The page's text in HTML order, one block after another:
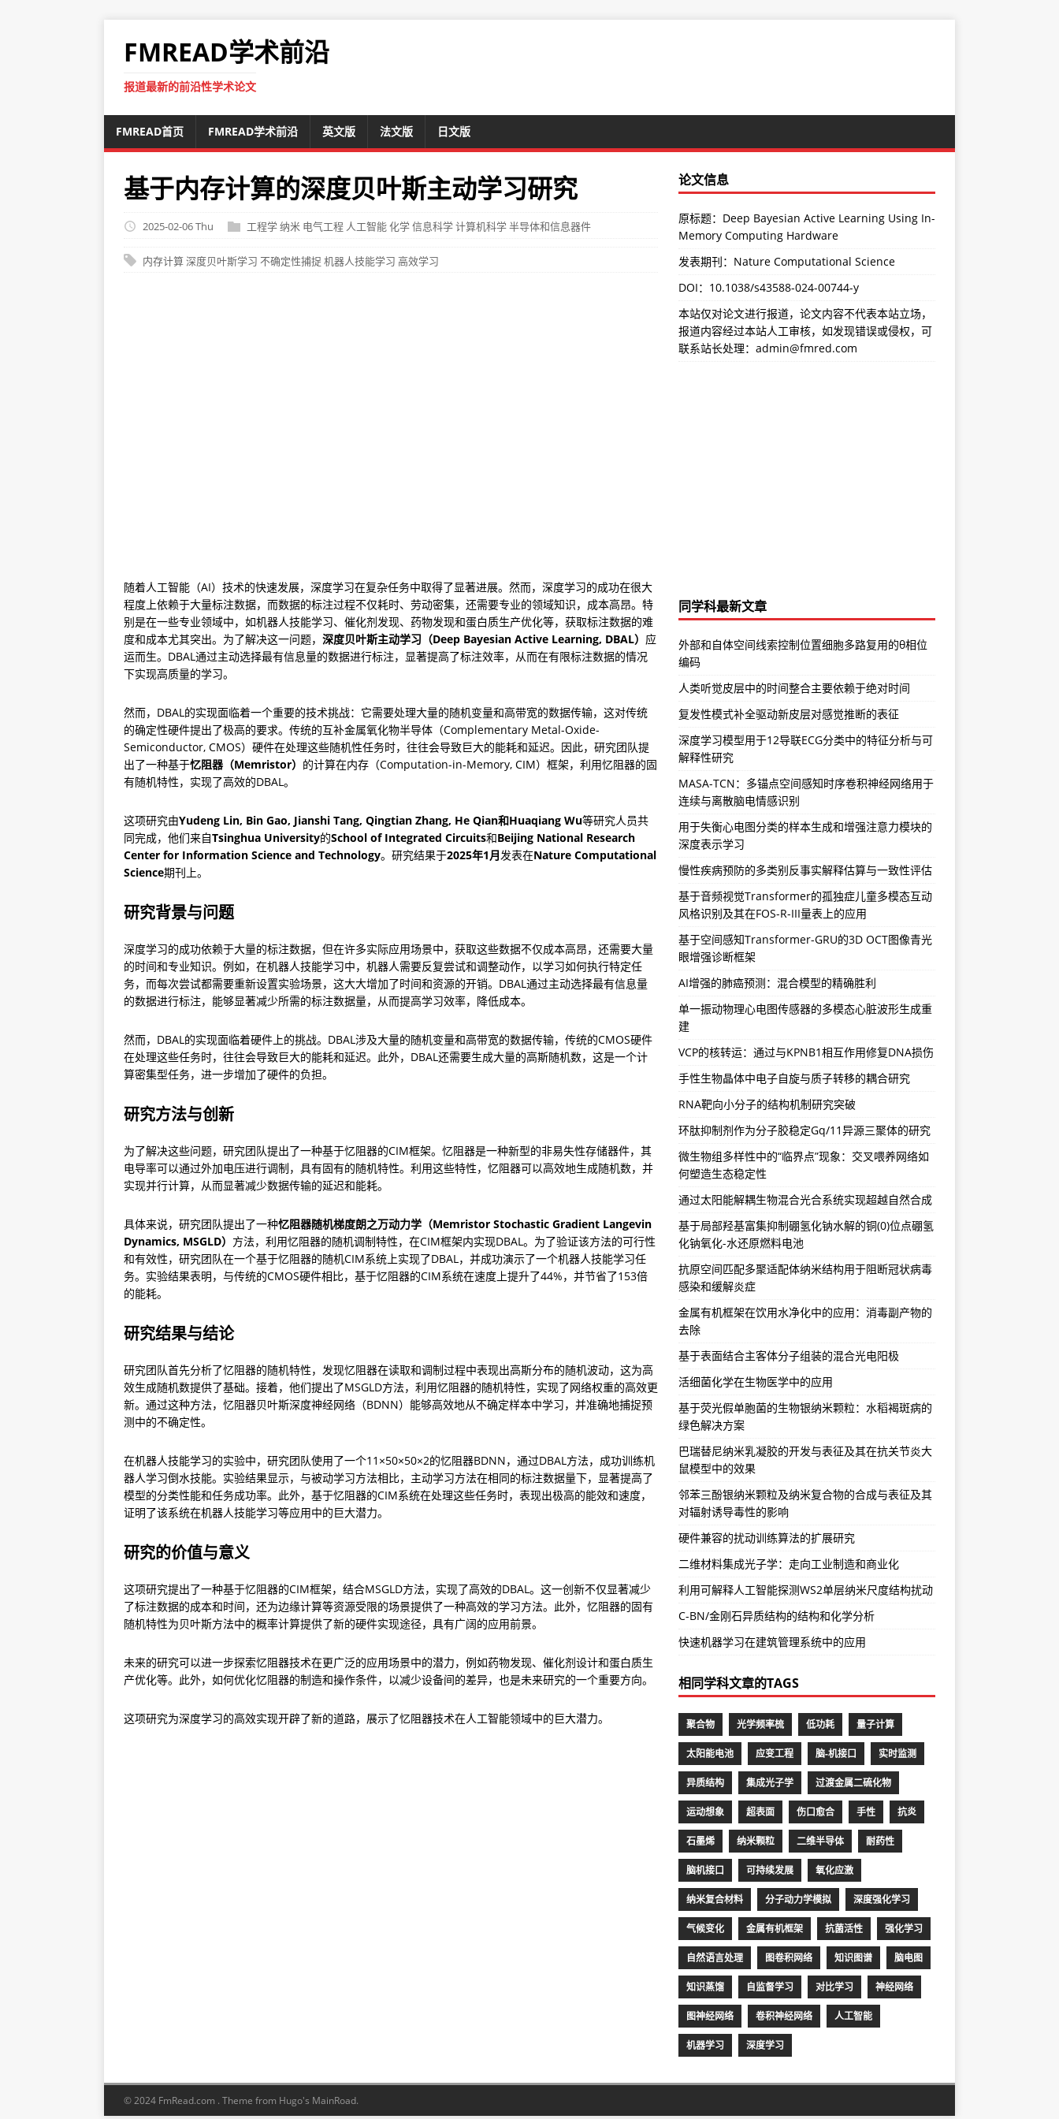
FMREAD学术前沿
报道最新的前沿性学术论文
FMREAD首页 FMREAD学术前沿 英文版 法文版 日文版
基于内存计算的深度贝叶斯主动学习研究
2025-02-06 Thu 工程学纳米 电气工程 人工智能化学信息科学计算机科学半导体和信息器件
内存计算深度贝叶斯学习 不确定性捕捉 机器人技能学习 高效学习
随着人工智能（AI）技术的快速发展，深度学习在复杂任务中取得了显著进展。然而，深度学习的成功在很大
程度上依赖于大量标注数据，而数据的标注过程不仅耗时、劳动密集，还需要专业的领域知识，成本高昂。特
别是在一些专业领域中，如机器人技能学习、催化剂发现、药物发现和蛋白质生产优化等，获取标注数据的难
度和成本尤其突出。为了解决这一问题， 深度贝叶斯主动学习（Deep Bayesian Active Learning, DBAL） 应
运而生。DBAL通过主动选择最有信息量的数据进行标注，显著提高了标注效率，从而在有限标注数据的情况
下实现高质量的学习。
然而，DBAL的实现面临着一个重要的技术挑战：它需要处理大量的随机变量和高带宽的数据传输，这对传统
的确定性硬件提出了极高的要求。传统的互补金属氧化物半导体（Complementary Metal-Oxide-
Semiconductor, CMOS）硬件在处理这些随机性任务时，往往会导致巨大的能耗和延迟。因此，研究团队提
出了一种基于忆阻器（Memristor） 的计算在内存（Computation-in-Memory, CIM）框架，利用忆阻器的固
有随机特性，实现了高效的DBAL。
这项研究由Yudeng Lin, Bin Gao, Jianshi Tang, Qingtian Zhang, He Qian和Huaqiang Wu等研究人员共
同完成，他们来自Tsinghua University的School of Integrated Circuits和Beijing National Research
Center for Information Science and Technology。研究结果于2025年1月发表在Nature Computational
Science期刊上。
研究背景与问题
深度学习的成功依赖于大量的标注数据，但在许多实际应用场景中，获取这些数据不仅成本高昂，还需要大量
的时间和专业知识。例如，在机器人技能学习中，机器人需要反复尝试和调整动作，以学习如何执行特定任
务，而每次尝试都需要重新设置实验场景，这大大增加了时间和资源的开销。DBAL通过主动选择最有信息量
的数据进行标注，能够显著减少所需的标注数据量，从而提高学习效率，降低成本。
然而，DBAL的实现面临着硬件上的挑战。DBAL涉及大量的随机变量和高带宽的数据传输，传统的CMOS硬件
在处理这些任务时，往往会导致巨大的能耗和延迟。此外，DBAL还需要生成大量的高斯随机数，这是一个计
算密集型任务，进一步增加了硬件的负担。
研究方法与创新
为了解决这些问题，研究团队提出了一种基于忆阻器的CIM框架。忆阻器是一种新型的非易失性存储器件，其
电导率可以通过外加电压进行调制，具有固有的随机特性。利用这些特性，忆阻器可以高效地生成随机数，并
实现并行计算，从而显著减少数据传输的延迟和能耗。
具体来说，研究团队提出了一种忆阻器随机梯度朗之万动力学（Memristor Stochastic Gradient Langevin
Dynamics, MSGLD） 方法，利用忆阻器的随机调制特性，在CIM框架内实现DBAL。为了验证该方法的可行性
和有效性，研究团队在一个基于忆阻器的随机CIM系统上实现了DBAL，并成功演示了一个机器人技能学习任
务。实验结果表明，与传统的CMOS硬件相比，基于忆阻器的CIM系统在速度上提升了44%，并节省了153倍
的能耗。
研究结果与结论
研究团队首先分析了忆阻器的随机特性，发现忆阻器在读取和调制过程中表现出高斯分布的随机波动，这为高
效生成随机数提供了基础。接着，他们提出了MSGLD方法，利用忆阻器的随机特性，实现了网络权重的高效更
新。通过这种方法，忆阻器贝叶斯深度神经网络（BDNN）能够高效地从不确定样本中学习，并准确地捕捉预
测中的不确定性。
在机器人技能学习的实验中，研究团队使用了一个11×50×50×2的忆阻器BDNN，通过DBAL方法，成功训练机
器人学习倒水技能。实验结果显示，与被动学习方法相比，主动学习方法在相同的标注数据量下，显著提高了
模型的分类性能和任务成功率。此外，基于忆阻器的CIM系统在处理这些任务时，表现出极高的能效和速度，
证明了该系统在机器人技能学习等应用中的巨大潜力。
研究的价值与意义
这项研究提出了一种基于忆阻器的CIM框架，结合MSGLD方法，实现了高效的DBAL。这一创新不仅显著减少
了标注数据的成本和时间，还为边缘计算等资源受限的场景提供了一种高效的学习方法。此外，忆阻器的固有
随机特性为贝叶斯方法中的概率计算提供了新的硬件实现途径，具有广阔的应用前景。
未来的研究可以进一步探索忆阻器技术在更广泛的应用场景中的潜力，例如药物发现、催化剂设计和蛋白质生
产优化等。此外，如何优化忆阻器的制造和操作条件，以减少设备间的差异，也是未来研究的一个重要方向。
这项研究为深度学习的高效实现开辟了新的道路，展示了忆阻器技术在人工智能领域中的巨大潜力。
论文信息
原标题：Deep Bayesian Active Learning Using In-
Memory Computing Hardware
发表期刊：Nature Computational Science
DOI： 10.1038/s43588-024-00744-y
本站仅对论文进行报道，论文内容不代表本站立场，
报道内容经过本站人工审核，如发现错误或侵权，可
联系站长处理：admin@fmred.com
同学科最新文章
外部和自体空间线索控制位置细胞多路复用的θ相位
编码
人类听觉皮层中的时间整合主要依赖于绝对时间
复发性模式补全驱动新皮层对感觉推断的表征
深度学习模型用于12导联ECG分类中的特征分析与可
解释性研究
MASA-TCN：多锚点空间感知时序卷积神经网络用于
连续与离散脑电情感识别
用于失衡心电图分类的样本生成和增强注意力模块的
深度表示学习
慢性疾病预防的多类别反事实解释估算与一致性评估
基于音频视觉Transformer的孤独症儿童多模态互动
风格识别及其在FOS-R-III量表上的应用
基于空间感知Transformer-GRU的3D OCT图像青光
眼增强诊断框架
AI增强的肺癌预测：混合模型的精确胜利
单一振动物理心电图传感器的多模态心脏波形生成重
建
VCP的核转运：通过与KPNB1相互作用修复DNA损伤
手性生物晶体中电子自旋与质子转移的耦合研究
RNA靶向小分子的结构机制研究突破
环肽抑制剂作为分子胶稳定Gq/11异源三聚体的研究
微生物组多样性中的“临界点”现象：交叉喂养网络如
何塑造生态稳定性
通过太阳能解耦生物混合光合系统实现超越自然合成
基于局部羟基富集抑制硼氢化钠水解的铜(0)位点硼氢
化钠氧化-水还原燃料电池
抗原空间匹配多聚适配体纳米结构用于阻断冠状病毒
感染和缓解炎症
金属有机框架在饮用水净化中的应用：消毒副产物的
去除
基于表面结合主客体分子组装的混合光电阳极
活细菌化学在生物医学中的应用
基于荧光假单胞菌的生物银纳米颗粒：水稻褐斑病的
绿色解决方案
巴瑞替尼纳米乳凝胶的开发与表征及其在抗关节炎大
鼠模型中的效果
邻苯三酚银纳米颗粒及纳米复合物的合成与表征及其
对辐射诱导毒性的影响
硬件兼容的扰动训练算法的扩展研究
二维材料集成光子学：走向工业制造和商业化
利用可解释人工智能探测WS2单层纳米尺度结构扰动
C-BN/金刚石异质结构的结构和化学分析
快速机器学习在建筑管理系统中的应用
相同学科文章的TAGS
聚合物 光学频率梳 低功耗 量子计算
太阳能电池 应变工程 脑-机接口 实时监测
异质结构 集成光子学 过渡金属二硫化物
运动想象 超表面 伤口愈合 手性 抗炎
石墨烯 纳米颗粒 二维半导体 耐药性
脑机接口 可持续发展 氧化应激
纳米复合材料 分子动力学模拟 深度强化学习
气候变化 金属有机框架 抗菌活性 强化学习
自然语言处理 图卷积网络 知识图谱 脑电图
知识蒸馏 自监督学习 对比学习 神经网络
图神经网络 卷积神经网络 人工智能
机器学习 深度学习
© 2024 FmRead.com . Theme from Hugo's MainRoad.